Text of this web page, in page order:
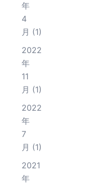
年
4
月 (1)
2022
年
11
月 (1)
2022
年
7
月 (1)
2021
年